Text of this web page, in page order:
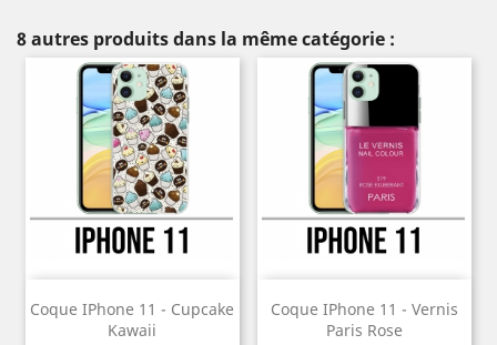
8 autres produits dans la même catégorie :
Coque IPhone 11 - Cupcake
Kawaii
Coque IPhone 11 - Vernis
Paris Rose